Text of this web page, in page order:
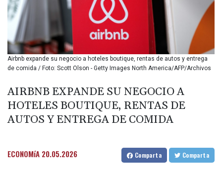
BTN 109.825872
BWP 15.607777
BYN 3.416732
BYR
BZD 2.320918
CAD 1.615637
2609.859744
CHF 0.93435
CLF 0.02672
CNY 7.791054
CNH 7.789111
Airbnb expande su negocio a hoteles boutique, rentas de autos y entrega
de comida / Foto: Scott Olson - Getty Images North America/AFP/Archivos
AIRBNB EXPANDE SU NEGOCIO A
HOTELES BOUTIQUE, RENTAS DE
AUTOS Y ENTREGA DE COMIDA
ECONOMíA 20.05.2026 Comparta Comparta